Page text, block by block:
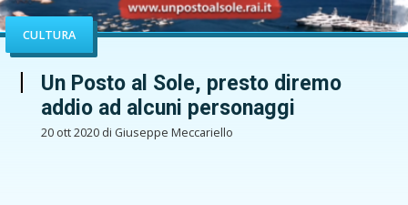
CULTURA
Un Posto al Sole, presto diremo
addio ad alcuni personaggi
20 ott 2020 di Giuseppe Meccariello